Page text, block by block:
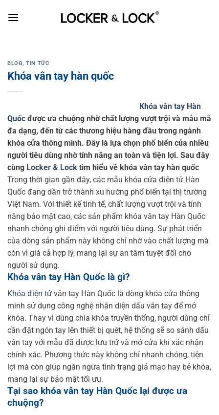
BLOG,TIN TỨC
Khóa vân tay hàn quốc
Khóa vân tay Hàn
Quốc được ưa chuộng nhờ chất lượng vượt trội và mẫu mã
đa dạng, đến từ các thương hiệu hàng đầu trong ngành
khóa cửa thông minh. Đây là lựa chọn phổ biến của nhiều
người tiêu dùng nhờ tính năng an toàn và tiện lợi. Sau đây
cùng Locker & Lock tìm hiểu về khóa vân tay hàn quốc
Trong thời gian gần đây, các mẫu khóa cửa điện tử Hàn
Quốc đang dần trở thành xu hướng phổ biến tại thị trường
Việt Nam. Với thiết kế tinh tế, chất lượng vượt trội và tính
năng bảo mật cao, các sản phẩm khóa vân tay Hàn Quốc
nhanh chóng ghi điểm với người tiêu dùng. Sự phát triển
của dòng sản phẩm này không chỉ nhờ vào chất lượng mà
còn vì giá cả hợp lý, mang lại sự an tâm tuyệt đối cho
người sử dụng.
Khóa vân tay Hàn Quốc là gì?
Khóa điện tử vân tay Hàn Quốc là dòng khóa cửa thông
minh sử dụng công nghệ nhận diện dấu vân tay để mở
khóa. Thay vì dùng chìa khóa truyền thống, người dùng chỉ
cần đặt ngón tay lên thiết bị quét, hệ thống sẽ so sánh dấu
vân tay với mẫu đã được lưu trữ và mở cửa khi xác nhận
chính xác. Phương thức này không chỉ nhanh chóng, tiện
lợi mà còn giúp ngăn ngừa tình trạng giả mạo hay bẻ khóa,
mang lại sự bảo mật tối ưu.
Tại sao khóa vân tay Hàn Quốc lại được ưa
chuộng?